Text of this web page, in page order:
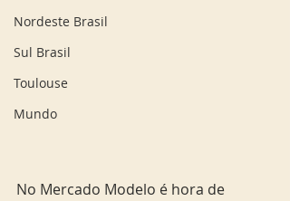
Nordeste Brasil
Sul Brasil
Toulouse
Mundo
No Mercado Modelo é hora de